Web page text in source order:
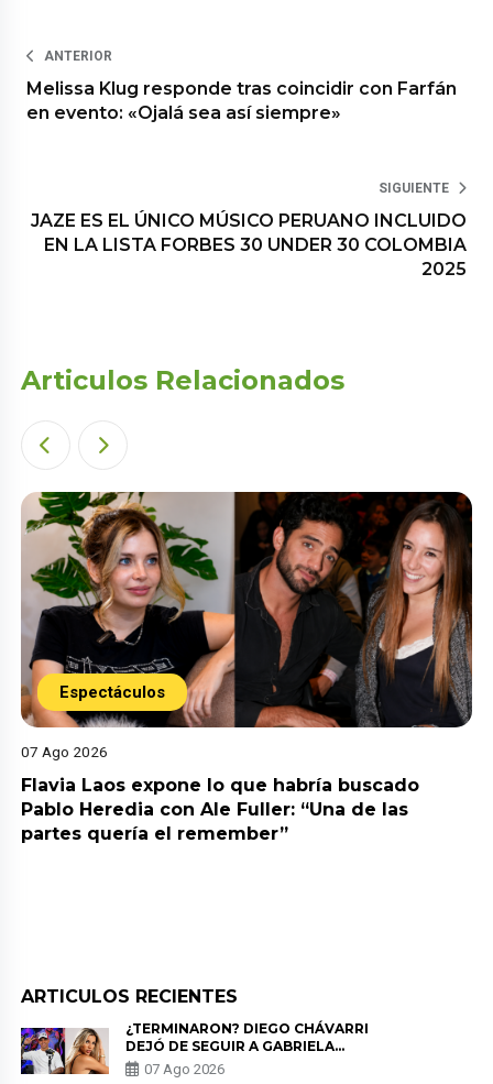
ANTERIOR
Melissa Klug responde tras coincidir con Farfán
en evento: «Ojalá sea así siempre»
SIGUIENTE
JAZE ES EL ÚNICO MÚSICO PERUANO INCLUIDO
EN LA LISTA FORBES 30 UNDER 30 COLOMBIA
2025
Articulos Relacionados
Espectáculos
07 Ago 2026
Flavia Laos expone lo que habría buscado
Pablo Heredia con Ale Fuller: “Una de las
partes quería el remember”
ARTICULOS RECIENTES
¿TERMINARON? DIEGO CHÁVARRI
DEJÓ DE SEGUIR A GABRIELA
HERRERA Y ANUNCIA SU SALIDA
07 Ago 2026